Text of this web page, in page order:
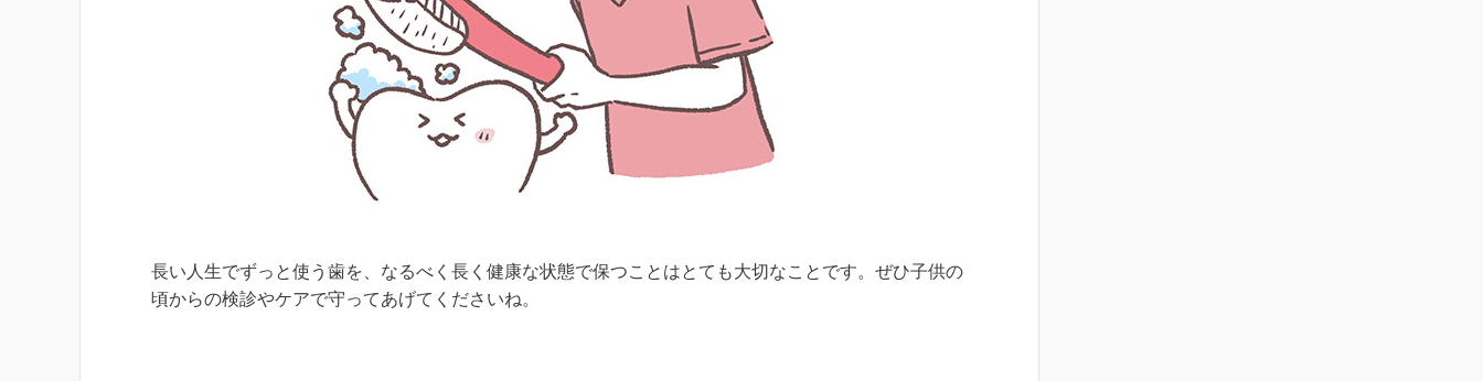
長い人生でずっと使う歯を、なるべく長く健康な状態で保つことはとても大切なことです。ぜひ子供の
頃からの検診やケアで守ってあげてくださいね。